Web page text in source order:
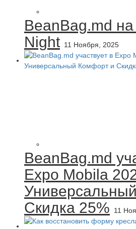
BeanBag.md
Night 11 Ноября, 2025
BeanBag.md
Expo Mobila
Скидка 25%
11